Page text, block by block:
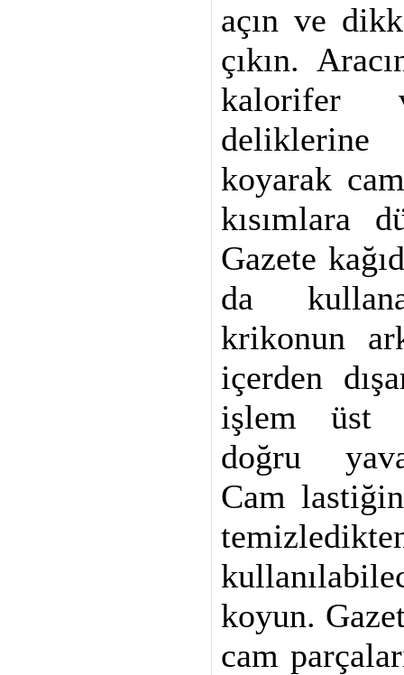
açın ve
çıkın.
kalorifer
koyarak
kısımlara
Gazete
da
krikonun
içerden
işlem üst
doğru
Cam
koyun.
cam